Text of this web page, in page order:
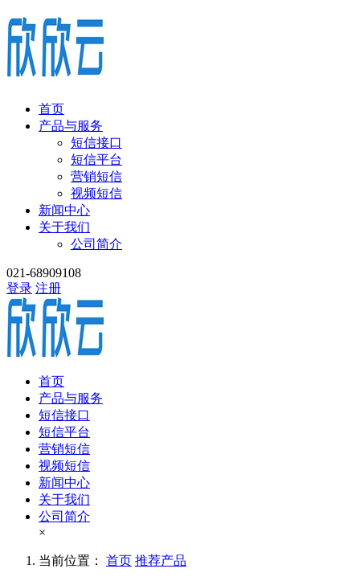
首页
产品与服务
短信接口
短信平台
营销短信
视频短信
新闻中心
关于我们
公司简介
021-68909108
登录 注册
首页
产品与服务
短信接口
短信平台
营销短信
视频短信
新闻中心
关于我们
公司简介
×
当前位置： 首页 推荐产品